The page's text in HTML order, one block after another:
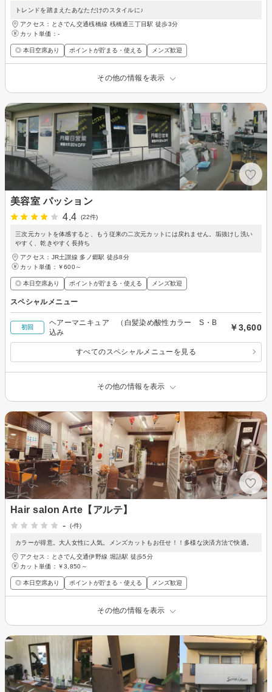
トレンドを踏まえたあなただけのスタイルに♪
アクセス：とさでん交通桟橋線 桟橋通三丁目駅 徒歩3分
カット単価： -
◎ 本日空席あり ポイントが貯まる・使える メンズ歓迎
その他の情報を表示
美容室 パッション
4.4
(22件)
三次元カットを体感すると、もう従来の二次元カットには戻れません。垢抜けし洗い
やすく、乾きやすく長持ち
アクセス：JR土讃線 多ノ郷駅 徒歩8分
カット単価： ￥600～
◎ 本日空席あり ポイントが貯まる・使える メンズ歓迎
スペシャルメニュー
初回
ヘアーマニキュア （白髪染め酸性カラー S・B
込み
￥3,600
すべてのスペシャルメニューを見る
その他の情報を表示
Hair salon Arte【アルテ】
-
(-件)
カラーが得意。大人女性に人気。メンズカットもお任せ！！多様な決済方法で快適。
アクセス：とさでん交通伊野線 堀詰駅 徒歩5分
カット単価： ￥3,850～
◎ 本日空席あり ポイントが貯まる・使える メンズ歓迎
その他の情報を表示